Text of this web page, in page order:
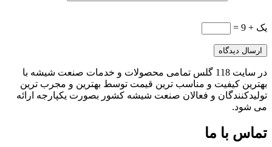
یک + 9 =
در سایت 118 گلس تمامی محصولات و خدمات صنعت شیشه با
بهترین کیفیت و مناسب ترین قیمت توسط بهترین و مجرب ترین
تولیدکنندگان و فعالان صنعت شیشه کشور بصورت یکپارجه ارائه
می شود.
تماس با ما